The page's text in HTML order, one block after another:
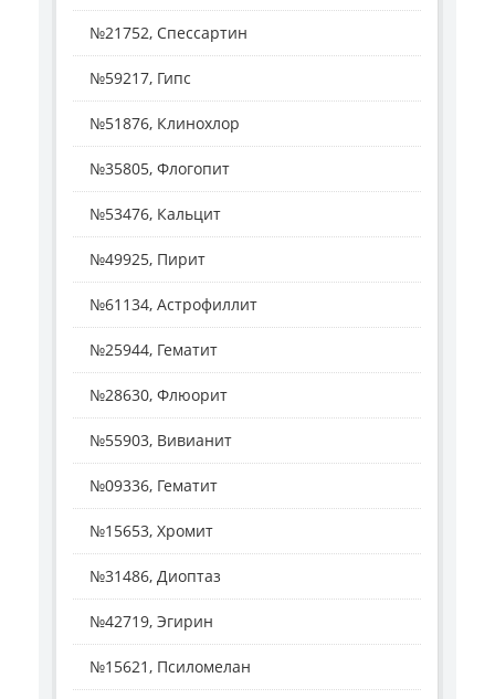
№21752, Спессартин
№59217, Гипс
№51876, Клинохлор
№35805, Флогопит
№53476, Кальцит
№49925, Пирит
№61134, Астрофиллит
№25944, Гематит
№28630, Флюорит
№55903, Вивианит
№09336, Гематит
№15653, Хромит
№31486, Диоптаз
№42719, Эгирин
№15621, Псиломелан